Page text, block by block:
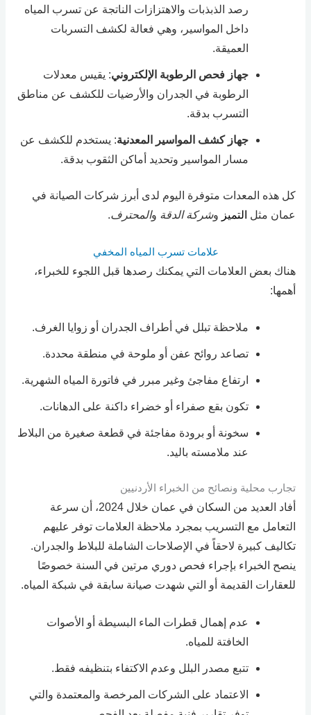
رصد الذبذبات والاهتزازات الناتجة عن تسرب المياه
داخل المواسير، وهي فعالة لكشف التسربات
العميقة.
جهاز فحص الرطوبة الإلكتروني: يقيس معدلات
الرطوبة في الجدران والأرضيات للكشف عن مناطق
التسرب بدقة.
جهاز كشف المواسير المعدنية: يستخدم للكشف عن
مسار المواسير وتحديد أماكن الثقوب بدقة.
كل هذه المعدات متوفرة اليوم لدى أبرز شركات الصيانة في
عمان مثل التميز وشركة الدقة والمحترف.​
علامات تسرب المياه المخفي
هناك بعض العلامات التي يمكنك رصدها قبل اللجوء للخبراء،
أهمها:
ملاحظة تبلل في أطراف الجدران أو زوايا الغرف.
تصاعد روائح عفن أو ملوحة في منطقة محددة.
ارتفاع مفاجئ وغير مبرر في فاتورة المياه الشهرية.
تكون بقع صفراء أو خضراء داكنة على الدهانات.
سخونة أو برودة مفاجئة في قطعة صغيرة من البلاط
عند ملامسته باليد.
تجارب محلية ونصائح من الخبراء الأردنيين
أفاد العديد من السكان في عمان خلال 2024، أن سرعة
التعامل مع التسريب بمجرد ملاحظة العلامات توفر عليهم
تكاليف كبيرة لاحقاً في الإصلاحات الشاملة للبلاط والجدران.
ينصح الخبراء بإجراء فحص دوري مرتين في السنة خصوصًا
للعقارات القديمة أو التي شهدت صيانة سابقة في شبكة المياه.
عدم إهمال قطرات الماء البسيطة أو الأصوات
الخافتة للمياه.
تتبع مصدر البلل وعدم الاكتفاء بتنظيفه فقط.
الاعتماد على الشركات المرخصة والمعتمدة والتي